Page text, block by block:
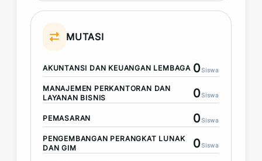
MUTASI
AKUNTANSI DAN KEUANGAN LEMBAGA 0Siswa
MANAJEMEN PERKANTORAN DAN
LAYANAN BISNIS
0Siswa
PEMASARAN 0Siswa
PENGEMBANGAN PERANGKAT LUNAK
DAN GIM
0Siswa